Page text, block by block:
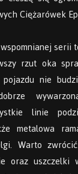
Ciężarówek
serii
rzut oka
pojazdu nie
linie
metalowa
Warto
oraz uszczelki